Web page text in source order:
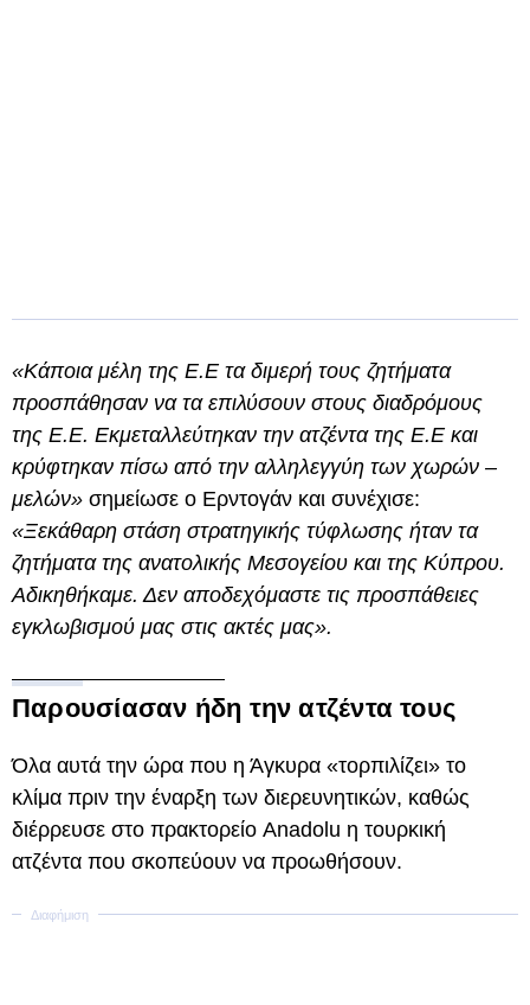
«Κάποια μέλη της Ε.Ε τα διμερή τους ζητήματα
προσπάθησαν να τα επιλύσουν στους διαδρόμους
της Ε.Ε. Εκμεταλλεύτηκαν την ατζέντα της Ε.Ε και
κρύφτηκαν πίσω από την αλληλεγγύη των χωρών –
μελών» σημείωσε ο Ερντογάν και συνέχισε:
«Ξεκάθαρη στάση στρατηγικής τύφλωσης ήταν τα
ζητήματα της ανατολικής Μεσογείου και της Κύπρου.
Αδικηθήκαμε. Δεν αποδεχόμαστε τις προσπάθειες
εγκλωβισμού μας στις ακτές μας».
Παρουσίασαν ήδη την ατζέντα τους
Όλα αυτά την ώρα που η Άγκυρα «τορπιλίζει» το
κλίμα πριν την έναρξη των διερευνητικών, καθώς
διέρρευσε στο πρακτορείο Anadolu η τουρκική
ατζέντα που σκοπεύουν να προωθήσουν.